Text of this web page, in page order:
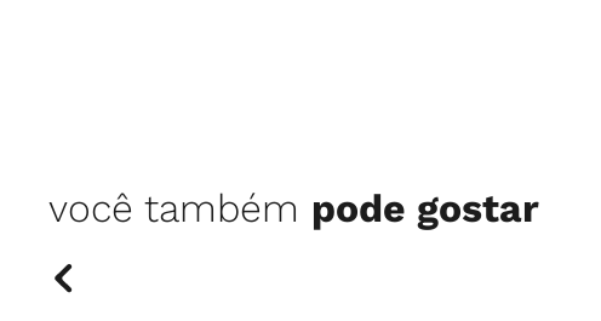
você também pode gostar